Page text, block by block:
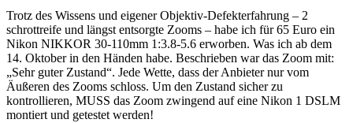
Trotz des Wissens und eigener Objektiv-Defekterfahrung – 2
schrottreife und längst entsorgte Zooms – habe ich für 65 Euro ein
Nikon NIKKOR 30-110mm 1:3.8-5.6 erworben. Was ich ab dem
14. Oktober in den Händen habe. Beschrieben war das Zoom mit:
„Sehr guter Zustand“. Jede Wette, dass der Anbieter nur vom
Äußeren des Zooms schloss. Um den Zustand sicher zu
kontrollieren, MUSS das Zoom zwingend auf eine Nikon 1 DSLM
montiert und getestet werden!